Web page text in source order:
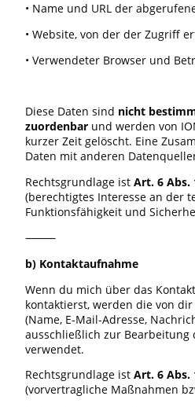
• Name und URL der
• Website, von der der Zugriff
• Verwendeter Browser und
Diese Daten sind nicht
zuordenbar und werden von
kurzer Zeit gelöscht. Eine
Daten mit anderen
Rechtsgrundlage ist Art. 6 Abs.
(berechtigtes Interesse an der
Funktionsfähigkeit und
⸻
b) Kontaktaufnahme
Wenn du mich über das
kontaktierst, werden die von
(Name, E-Mail-Adresse,
ausschließlich zur Bearbeitung
verwendet.
Rechtsgrundlage ist Art. 6 Abs.
(vorvertragliche Maßnahmen